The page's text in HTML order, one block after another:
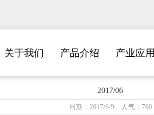
关于我们 产品介绍 产业应用
2017/06
日期：2017/6/9 人气：760